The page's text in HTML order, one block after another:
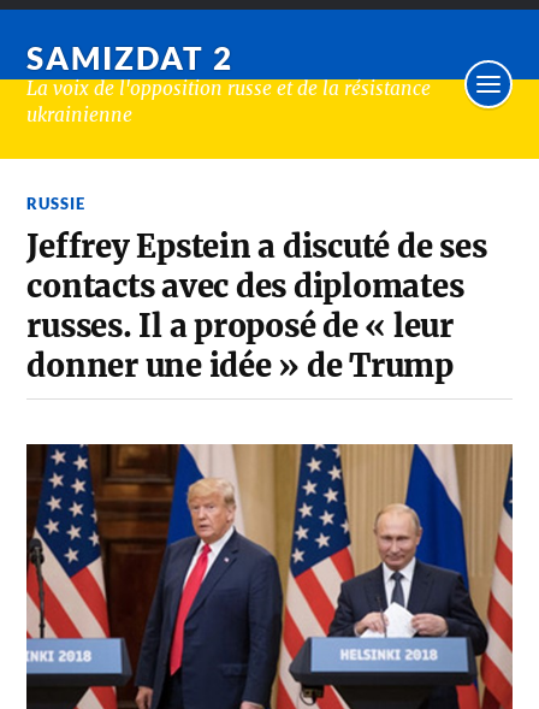
SAMIZDAT 2
La voix de l'opposition russe et de la résistance
ukrainienne
RUSSIE
Jeffrey Epstein a discuté de ses
contacts avec des diplomates
russes. Il a proposé de « leur
donner une idée » de Trump